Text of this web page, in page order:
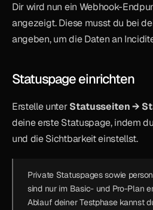
Dir wird nun ein Webhook-
angezeigt. Diese musst du bei
angeben, um die Daten an
Statuspage einrichten
Erstelle unter Statusseiten →
deine erste Statuspage, indem
und die Sichtbarkeit einstellst.
Private Statuspages sowie
sind nur im Basic- und Pro-Plan
Ablauf deiner Testphase kannst